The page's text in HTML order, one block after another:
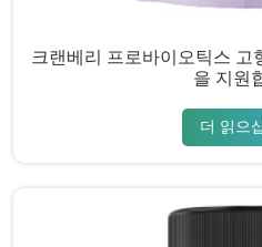
크랜베리 프로바이오틱스 고
을 지원
더 읽으